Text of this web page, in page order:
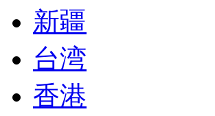
新疆
台湾
香港